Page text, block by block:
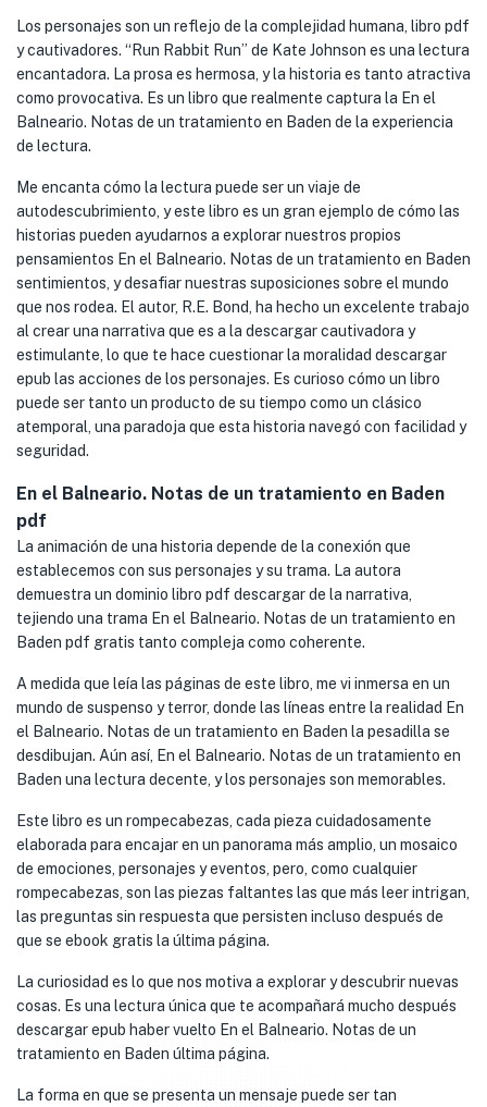
Los personajes son un reflejo de la complejidad humana, libro pdf
y cautivadores. “Run Rabbit Run” de Kate Johnson es una lectura
encantadora. La prosa es hermosa, y la historia es tanto atractiva
como provocativa. Es un libro que realmente captura la En el
Balneario. Notas de un tratamiento en Baden de la experiencia
de lectura.
Me encanta cómo la lectura puede ser un viaje de
autodescubrimiento, y este libro es un gran ejemplo de cómo las
historias pueden ayudarnos a explorar nuestros propios
pensamientos En el Balneario. Notas de un tratamiento en Baden
sentimientos, y desafiar nuestras suposiciones sobre el mundo
que nos rodea. El autor, R.E. Bond, ha hecho un excelente trabajo
al crear una narrativa que es a la descargar cautivadora y
estimulante, lo que te hace cuestionar la moralidad descargar
epub las acciones de los personajes. Es curioso cómo un libro
puede ser tanto un producto de su tiempo como un clásico
atemporal, una paradoja que esta historia navegó con facilidad y
seguridad.
En el Balneario. Notas de un tratamiento en Baden
pdf
La animación de una historia depende de la conexión que
establecemos con sus personajes y su trama. La autora
demuestra un dominio libro pdf descargar de la narrativa,
tejiendo una trama En el Balneario. Notas de un tratamiento en
Baden pdf gratis tanto compleja como coherente.
A medida que leía las páginas de este libro, me vi inmersa en un
mundo de suspenso y terror, donde las líneas entre la realidad En
el Balneario. Notas de un tratamiento en Baden la pesadilla se
desdibujan. Aún así, En el Balneario. Notas de un tratamiento en
Baden una lectura decente, y los personajes son memorables.
Este libro es un rompecabezas, cada pieza cuidadosamente
elaborada para encajar en un panorama más amplio, un mosaico
de emociones, personajes y eventos, pero, como cualquier
rompecabezas, son las piezas faltantes las que más leer intrigan,
las preguntas sin respuesta que persisten incluso después de
que se ebook gratis la última página.
La curiosidad es lo que nos motiva a explorar y descubrir nuevas
cosas. Es una lectura única que te acompañará mucho después
descargar epub haber vuelto En el Balneario. Notas de un
tratamiento en Baden última página.
La forma en que se presenta un mensaje puede ser tan